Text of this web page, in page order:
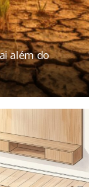
além do